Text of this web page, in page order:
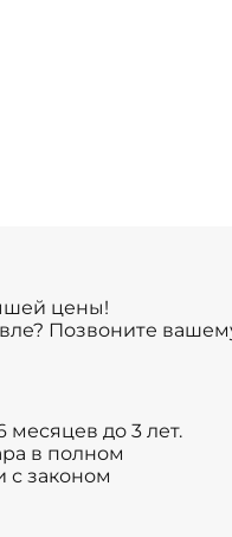
цены!
Позвоните
месяцев до 3 лет.
в полном
с законом